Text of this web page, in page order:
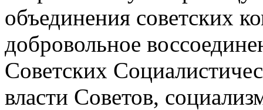
объединения советских
добровольное
Советских
власти Советов,